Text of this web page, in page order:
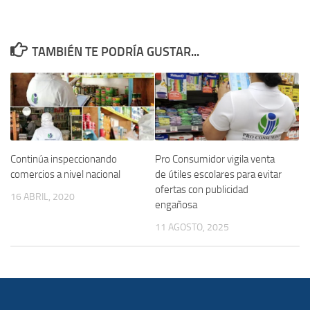
TAMBIÉN TE PODRÍA GUSTAR...
Continúa inspeccionando
comercios a nivel nacional
16 ABRIL, 2020
Pro Consumidor vigila venta
de útiles escolares para evitar
ofertas con publicidad
engañosa
11 AGOSTO, 2025